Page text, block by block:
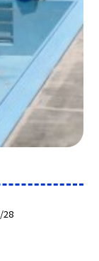
28